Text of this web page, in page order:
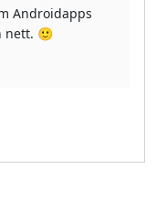
Androidapps
nett. 🙂